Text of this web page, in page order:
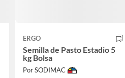
ERGO
Semilla de Pasto Estadio 5
kg Bolsa
Por SODIMAC